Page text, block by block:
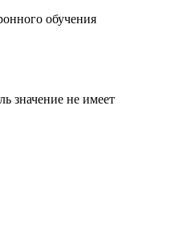
обучения
значение не имеет